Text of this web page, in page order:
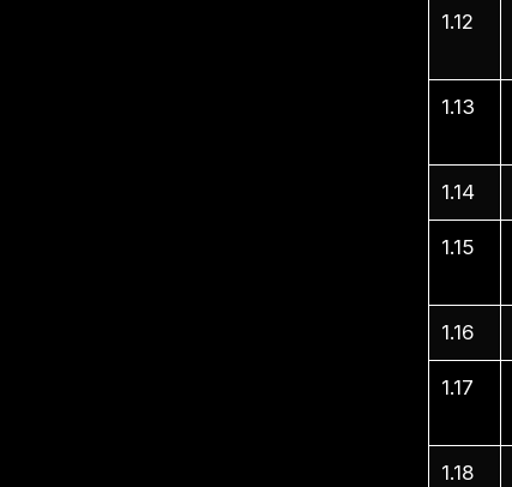
1.12
1.13
1.14
1.15
1.16
1.17
1.18